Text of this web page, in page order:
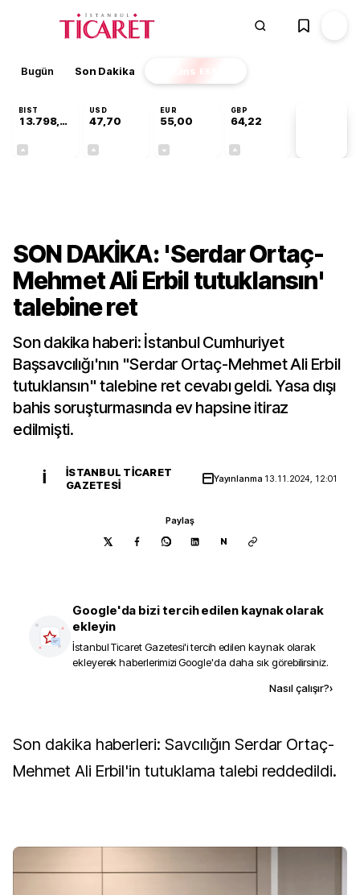
Bugün Son Dakika Finans EKSTRA
BIST
13.798,82
USD
47,70
EUR
55,00
GBP
64,22
SON DAKİKA: 'Serdar Ortaç-
Mehmet Ali Erbil tutuklansın'
talebine ret
Son dakika haberi: İstanbul Cumhuriyet
Başsavcılığı'nın "Serdar Ortaç-Mehmet Ali Erbil
tutuklansın" talebine ret cevabı geldi. Yasa dışı
bahis soruşturmasında ev hapsine itiraz
edilmişti.
İ
İSTANBUL TICARET
GAZETESI
Yayınlanma 13.11.2024, 12:01
Paylaş
N
Google'da bizi tercih edilen kaynak olarak
ekleyin
İstanbul Ticaret Gazetesi'i tercih edilen kaynak olarak
ekleyerek haberlerimizi Google'da daha sık görebilirsiniz.
Nasıl çalışır?›
Son dakika haberleri: Savcılığın Serdar Ortaç-
Mehmet Ali Erbil'in tutuklama talebi reddedildi.